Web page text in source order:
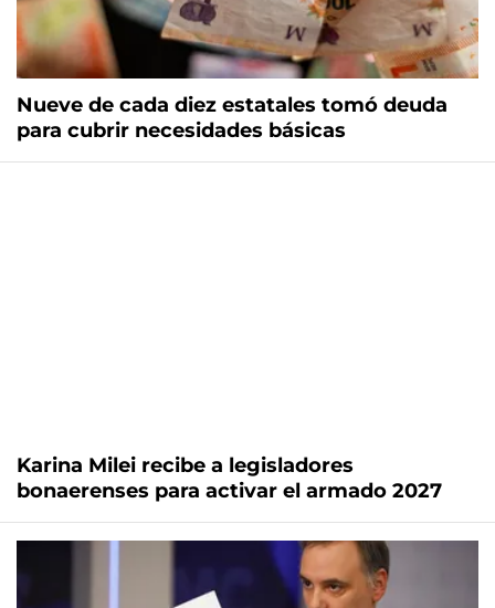
Nueve de cada diez estatales tomó deuda
para cubrir necesidades básicas
Karina Milei recibe a legisladores
bonaerenses para activar el armado 2027